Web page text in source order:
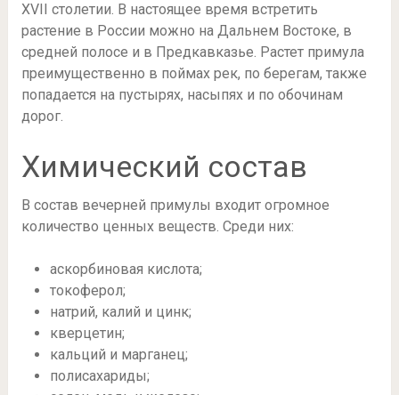
XVII столетии. В настоящее время встретить
растение в России можно на Дальнем Востоке, в
средней полосе и в Предкавказье. Растет примула
преимущественно в поймах рек, по берегам, также
попадается на пустырях, насыпях и по обочинам
дорог.
Химический состав
В состав вечерней примулы входит огромное
количество ценных веществ. Среди них:
аскорбиновая кислота;
токоферол;
натрий, калий и цинк;
кверцетин;
кальций и марганец;
полисахариды;